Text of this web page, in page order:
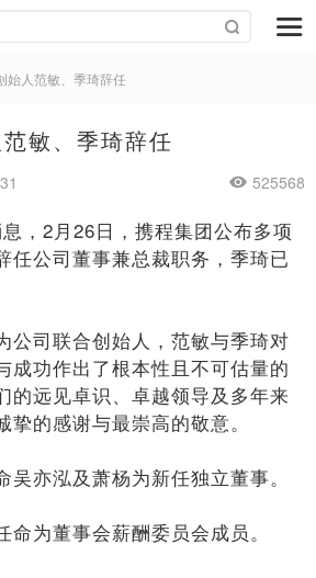
始人范敏、季琦辞任
敏、季琦辞任
525568
，2月26日，携程集团公布多项
任公司董事兼总裁职务，季琦已
公司联合创始人，范敏与季琦对
成功作出了根本性且不可估量的
的远见卓识、卓越领导及多年来
的感谢与最崇高的敬意。
亦泓及萧杨为新任独立董事。
为董事会薪酬委员会成员。